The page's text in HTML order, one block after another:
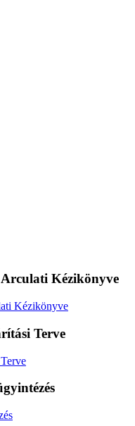
Kézikönyve
Terve